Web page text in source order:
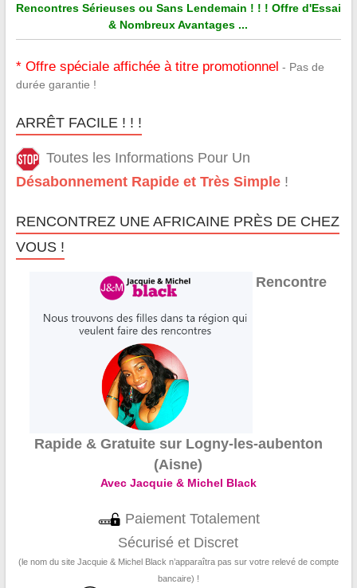
Rencontres Sérieuses ou Sans Lendemain ! ! ! Offre d'Essai
& Nombreux Avantages ...
* Offre spéciale affichée à titre promotionnel - Pas de
durée garantie !
ARRÊT FACILE ! ! !
Toutes les Informations Pour Un
Désabonnement Rapide et Très Simple!
RENCONTREZ UNE AFRICAINE PRÈS DE CHEZ
VOUS !
Rencontre
Rapide & Gratuite sur Logny-les-aubenton
(Aisne)
Avec Jacquie & Michel Black
Paiement Totalement
Sécurisé et Discret
(le nom du site Jacquie & Michel Black n’apparaîtra pas sur votre relevé de compte
bancaire) !